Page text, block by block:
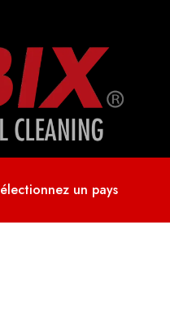
un pays